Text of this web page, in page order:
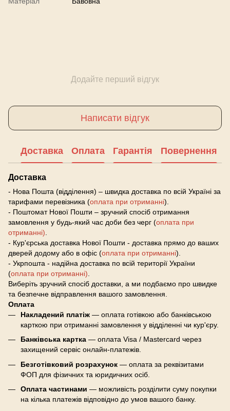
Додайте перший відгук
Написати відгук
Доставка Оплата Гарантія Повернення
Доставка
- Нова Пошта (відділення) – швидка доставка по всій Україні за
тарифами перевізника (оплата при отриманні).
- Поштомат Нової Пошти – зручний спосіб отримання
замовлення у будь-який час доби без черг (оплата при
отриманні)
- Кур'єрська доставка Нової Пошти - доставка прямо до ваших
дверей додому або в офіс (оплата при отриманні).
- Укрпошта - надійна доставка по всій території України
(оплата при отриманні)
Виберіть зручний спосіб доставки, а ми подбаємо про швидке
та безпечне відправлення вашого замовлення.
Оплата
Накладений платіж — оплата готівкою або банківською
карткою при отриманні замовлення у відділенні чи кур'єру.
Банківська картка — оплата Visa / Mastercard через
захищений сервіс онлайн-платежів.
Безготівковий розрахунок — оплата за реквізитами
ФОП для фізичних та юридичних осіб.
Оплата частинами — можливість розділити суму покупки
на кілька платежів відповідно до умов вашого банку.